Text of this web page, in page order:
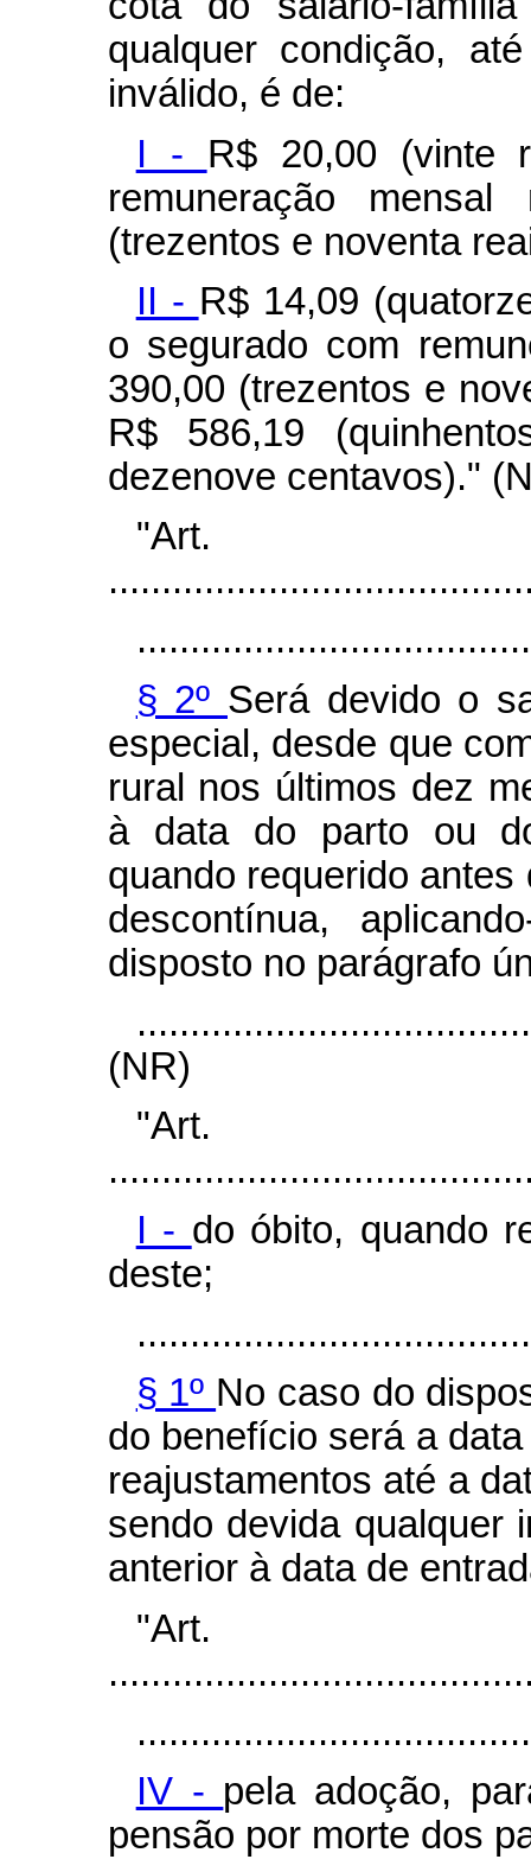
qualquer condição,
inválido, é de:
I - R$ 20,00 (vinte
remuneração
(trezentos e noventa
II - R$ 14,09
o segurado com
390,00 (trezentos e
R$ 586,19
dezenove centavos)."
§ 2º Será devido o
especial, desde que
rural nos últimos dez
à data do parto ou
quando requerido
descontínua,
disposto no parágrafo
(NR)
I - do óbito, quando
deste;
§ 1º No caso do
do benefício será a
reajustamentos até a
sendo devida qualquer
anterior à data de
IV - pela adoção,
pensão por morte dos